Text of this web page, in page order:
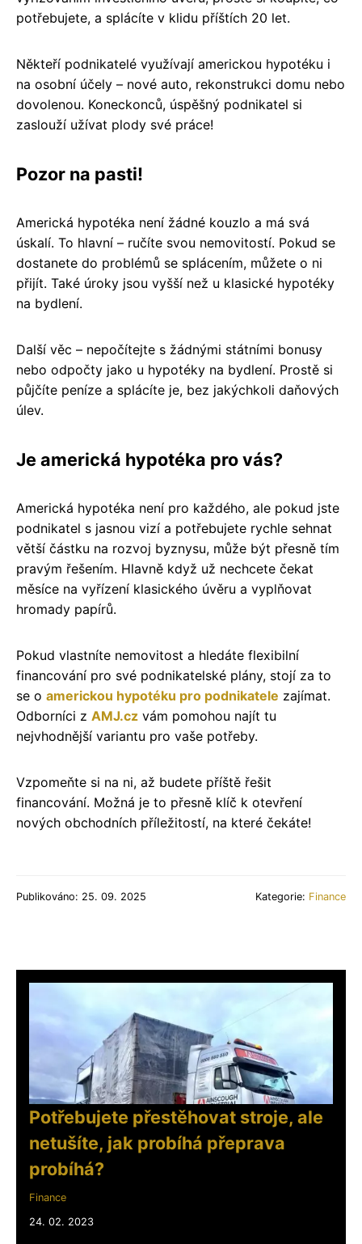
potřebujete, a splácíte v klidu příštích 20 let.
Někteří podnikatelé využívají americkou hypotéku i
na osobní účely – nové auto, rekonstrukci domu nebo
dovolenou. Koneckonců, úspěšný podnikatel si
zaslouží užívat plody své práce!
Pozor na pasti!
Americká hypotéka není žádné kouzlo a má svá
úskalí. To hlavní – ručíte svou nemovitostí. Pokud se
dostanete do problémů se splácením, můžete o ni
přijít. Také úroky jsou vyšší než u klasické hypotéky
na bydlení.
Další věc – nepočítejte s žádnými státními bonusy
nebo odpočty jako u hypotéky na bydlení. Prostě si
půjčíte peníze a splácíte je, bez jakýchkoli daňových
úlev.
Je americká hypotéka pro vás?
Americká hypotéka není pro každého, ale pokud jste
podnikatel s jasnou vizí a potřebujete rychle sehnat
větší částku na rozvoj byznysu, může být přesně tím
pravým řešením. Hlavně když už nechcete čekat
měsíce na vyřízení klasického úvěru a vyplňovat
hromady papírů.
Pokud vlastníte nemovitost a hledáte flexibilní
financování pro své podnikatelské plány, stojí za to
se o americkou hypotéku pro podnikatele zajímat.
Odborníci z AMJ.cz vám pomohou najít tu
nejvhodnější variantu pro vaše potřeby.
Vzpomeňte si na ni, až budete příště řešit
financování. Možná je to přesně klíč k otevření
nových obchodních příležitostí, na které čekáte!
Publikováno: 25. 09. 2025 Kategorie: Finance
Potřebujete přestěhovat stroje, ale
netušíte, jak probíhá přeprava
probíhá?
Finance
24. 02. 2023